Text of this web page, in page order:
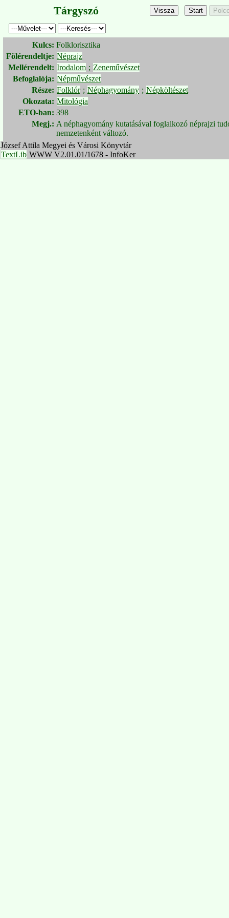
Tárgyszó
Kulcs: Folklorisztika
Fölérendeltje: Néprajz
Mellérendelt: Irodalom ; Zeneművészet
Befoglalója: Népművészet
Része: Folklór ; Néphagyomány ; Népköltészet
Okozata: Mitológia
ETO-ban: 398
Megj.: A néphagyomány kutatásával foglalkozó néprajzi
nemzetenként változó.
József Attila Megyei és Városi Könyvtár
TextLib WWW V2.01.01/1678 - InfoKer